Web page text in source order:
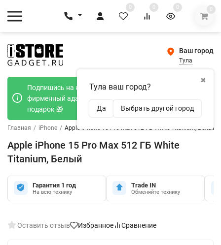
0 0 0 0
Ваш город
Тула
✖
Тула ваш город?
Да Выбрать другой город
Подпишись на наш телеграмм канал и получи
фирменный адаптер Type-C 20W при покупке в
подарок 🎁
Главная / iPhone / Apple iPhone 15 Pro Max 512 ГБ White Titanium, Белый
Apple iPhone 15 Pro Max 512 ГБ White
Titanium, Белый
Гарантия 1 год
На всю технику
Trade IN
Обменяйте технику
Оставить отзыв Избранное Сравнение